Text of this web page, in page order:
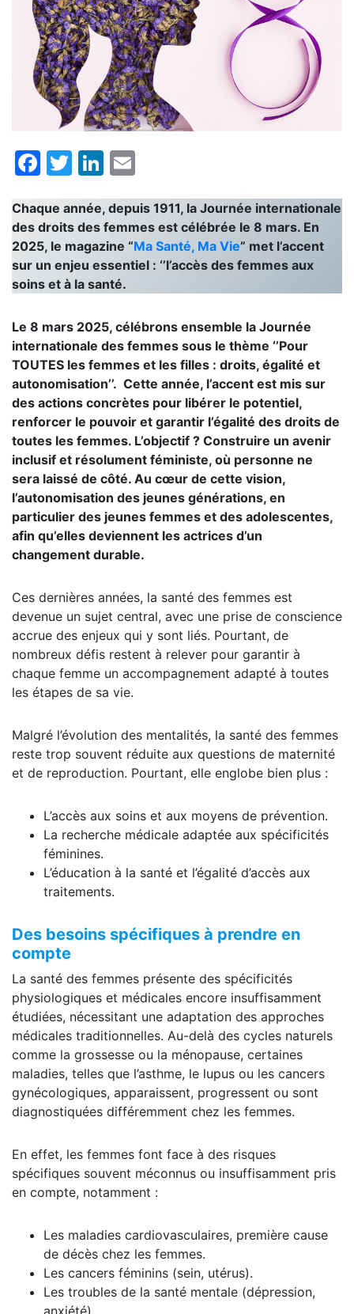
Facebook
TwitterLinkedIn
Chaque année, depuis 1911, la Journée internationale
des droits des femmes est célébrée le 8 mars. En
2025, le magazine “Ma Santé, Ma Vie” met l’accent
sur un enjeu essentiel : ‘’l’accès des femmes aux
soins et à la santé.
Le 8 mars 2025, célébrons ensemble la Journée
internationale des femmes sous le thème ‘’Pour
TOUTES les femmes et les filles : droits, égalité et
autonomisation’’. Cette année, l’accent est mis sur
des actions concrètes pour libérer le potentiel,
renforcer le pouvoir et garantir l’égalité des droits de
toutes les femmes. L’objectif ? Construire un avenir
inclusif et résolument féministe, où personne ne
sera laissé de côté. Au cœur de cette vision,
l’autonomisation des jeunes générations, en
particulier des jeunes femmes et des adolescentes,
afin qu’elles deviennent les actrices d’un
changement durable.
Ces dernières années, la santé des femmes est
devenue un sujet central, avec une prise de conscience
accrue des enjeux qui y sont liés. Pourtant, de
nombreux défis restent à relever pour garantir à
chaque femme un accompagnement adapté à toutes
les étapes de sa vie.
Malgré l’évolution des mentalités, la santé des femmes
reste trop souvent réduite aux questions de maternité
et de reproduction. Pourtant, elle englobe bien plus :
L’accès aux soins et aux moyens de prévention.
La recherche médicale adaptée aux spécificités
féminines.
L’éducation à la santé et l’égalité d’accès aux
traitements.
Des besoins spécifiques à prendre en
compte
La santé des femmes présente des spécificités
physiologiques et médicales encore insuffisamment
étudiées, nécessitant une adaptation des approches
médicales traditionnelles. Au-delà des cycles naturels
comme la grossesse ou la ménopause, certaines
maladies, telles que l’asthme, le lupus ou les cancers
gynécologiques, apparaissent, progressent ou sont
diagnostiquées différemment chez les femmes.
En effet, les femmes font face à des risques
spécifiques souvent méconnus ou insuffisamment pris
en compte, notamment :
Les maladies cardiovasculaires, première cause
de décès chez les femmes.
Les cancers féminins (sein, utérus).
Les troubles de la santé mentale (dépression,
anxiété).